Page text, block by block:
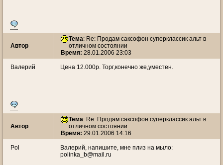
Автор
Тема: Re: Продам саксофон суперклассик альт в
отличном состоянии
Время: 28.01.2006 23:03
Валерий Цена 12.000р. Торг,конечно же,уместен.
Автор
Тема: Re: Продам саксофон суперклассик альт в
отличном состоянии
Время: 29.01.2006 14:16
Pol
Валерий, напишите, мне плиз на мыло:
polinka_b@mail.ru